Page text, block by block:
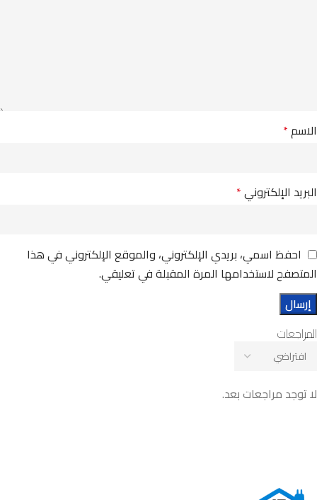
المراجعات
لا توجد مراجعات بعد.
الاسم*
البريد الإلكتروني*
احفظ اسمي، بريدي الإلكتروني، والموقع الإلكتروني في هذا
المتصفح لاستخدامها المرة المقبلة في تعليقي.